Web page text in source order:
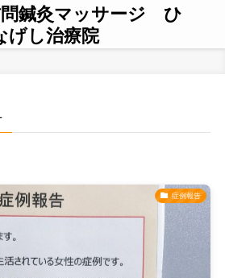
鍼灸マッサージ ひ
げし治療院
症例報告